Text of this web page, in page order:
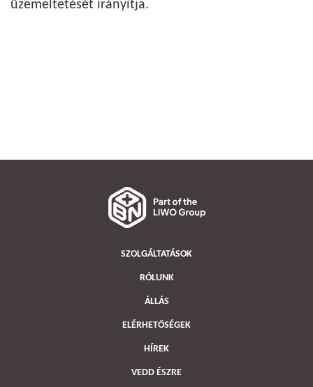
üzemeltetését irányítja.
SZOLGÁLTATÁSOK
RÓLUNK
ÁLLÁS
ELÉRHETŐSÉGEK
HÍREK
VEDD ÉSZRE